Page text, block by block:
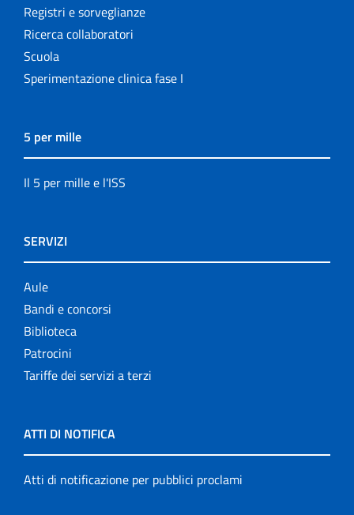
Registri e sorveglianze
Ricerca collaboratori
Scuola
Sperimentazione clinica fase I
5 per mille
Il 5 per mille e l'ISS
SERVIZI
Aule
Bandi e concorsi
Biblioteca
Patrocini
Tariffe dei servizi a terzi
ATTI DI NOTIFICA
Atti di notificazione per pubblici proclami